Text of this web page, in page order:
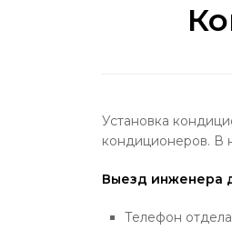
Установка
кондиционеров. В
Выезд инженера
Телефон